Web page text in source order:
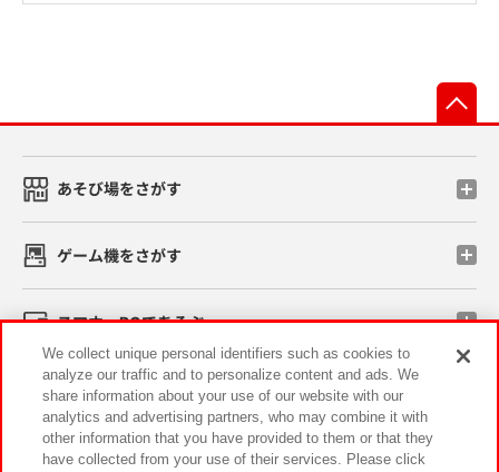
あそび場をさがす
ゲーム機をさがす
スマホ・PCであそぶ
イベント・キャンペーン
We collect unique personal identifiers such as cookies to
analyze our traffic and to personalize content and ads. We
share information about your use of our website with our
analytics and advertising partners, who may combine it with
other information that you have provided to them or that they
have collected from your use of their services. Please click